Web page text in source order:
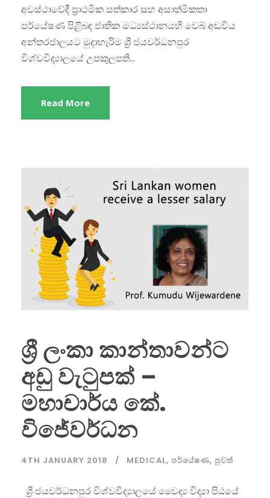
අවස්ථාවේදී ප්‍රාථමික සත්කාර සහ අසාත්මිකතා
පර්යේෂණ පිළිබඳ ජාතික මධ්‍යස්ථානයහි වෙබ් අඩවිය
අන්තරජාලයට මුදාහැරිම ශ්‍රී ජයවර්ධනපුර
විශ්වවිද්‍යාලයේ උපකුලපති...
Read More
ශ්‍රී ලංකා කාන්තාවන්ට
අඩු වැටුපක් –
මහාචාර්ය කේ.
විජේවර්ධන
4TH JANUARY 2018 MEDICAL, පර්යේෂණ, පුවත්
ශ්‍රී ජයවර්ධනපුර විශ්වවිද්‍යාලයේ වෛද්‍ය විද්‍යා පිඨයේ